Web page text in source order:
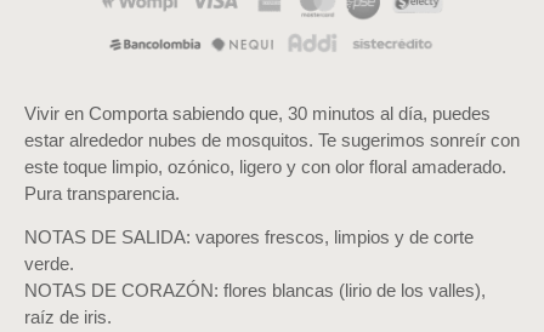
Vivir en Comporta sabiendo que, 30 minutos al día, puedes
estar alrededor nubes de mosquitos. Te sugerimos sonreír con
este toque limpio, ozónico, ligero y con olor floral amaderado.
Pura transparencia.
NOTAS DE SALIDA: vapores frescos, limpios y de corte
verde.
NOTAS DE CORAZÓN: flores blancas (lirio de los valles),
raíz de iris.